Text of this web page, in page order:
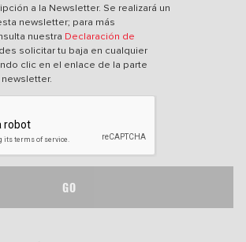
a la Newsletter. Se realizará un
newsletter; para más
nuestra Declaración de
solicitar tu baja en cualquier
clic en el enlace de la parte
GO